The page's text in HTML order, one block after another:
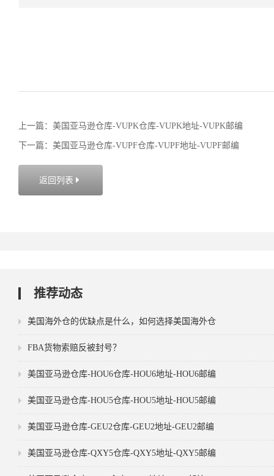
上一篇：美国亚马逊仓库-VUPK仓库-VUPK地址-VUPK邮编
下一篇：美国亚马逊仓库-VUPF仓库-VUPF地址-VUPF邮编
返回列表 
推荐动态
美国海外仓的优缺点是什么，如何选择美国海外仓
FBA货物索赔反被封号？
美国亚马逊仓库-HOU6仓库-HOU6地址-HOU6邮编
美国亚马逊仓库-HOU5仓库-HOU5地址-HOU5邮编
美国亚马逊仓库-GEU2仓库-GEU2地址-GEU2邮编
美国亚马逊仓库-QXY5仓库-QXY5地址-QXY5邮编